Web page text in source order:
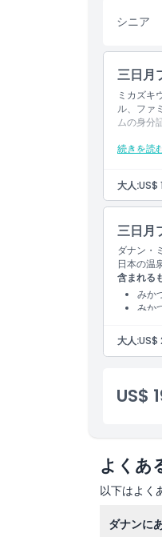
注意事項
シニア
三日月
ミカズキ
ル、ファ
ムの身分
続きを読
含まれる
みか
忍者
大人:US$
三日月
ダナン・
日本の温
含まれる
みか
みか
大人:US$
US$
よくあ
以下はよく
ダナンに